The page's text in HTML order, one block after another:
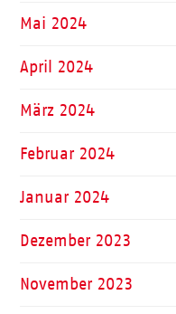
Mai 2024
April 2024
März 2024
Februar 2024
Januar 2024
Dezember 2023
November 2023